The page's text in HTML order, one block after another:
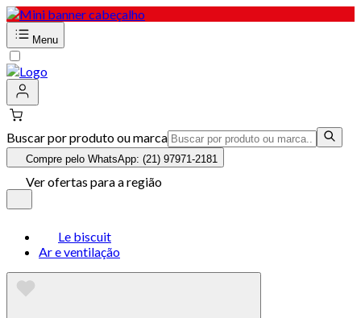
Menu
Buscar por produto ou marca
Compre pelo WhatsApp: (21) 97971-2181
Ver ofertas para a região
Le biscuit
Ar e ventilação